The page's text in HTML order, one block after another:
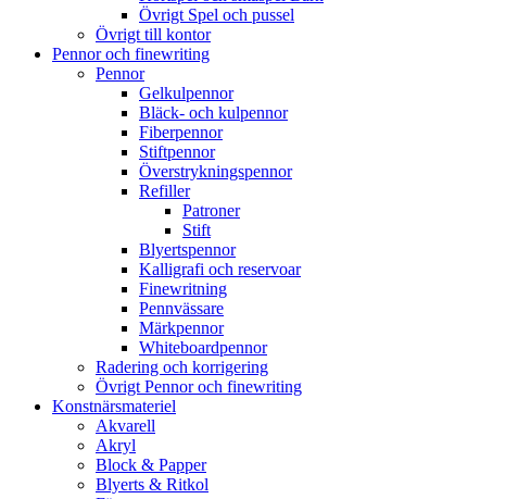
Övrigt Spel och pussel
Övrigt till kontor
Pennor och finewriting
Pennor
Gelkulpennor
Bläck- och kulpennor
Fiberpennor
Stiftpennor
Överstrykningspennor
Refiller
Patroner
Stift
Blyertspennor
Kalligrafi och reservoar
Finewritning
Pennvässare
Märkpennor
Whiteboardpennor
Radering och korrigering
Övrigt Pennor och finewriting
Konstnärsmateriel
Akvarell
Akryl
Block & Papper
Blyerts & Ritkol